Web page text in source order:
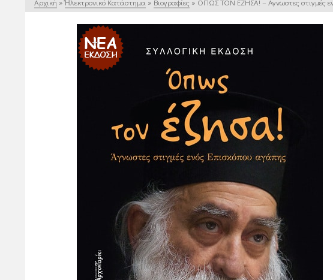
Αρχική » Ἠλεκτρονικό Κατάστημα » Βιογραφίες » ΟΠΩΣ ΤΟΝ ΕΖΗΣΑ! – Αγνωστες στιγμές